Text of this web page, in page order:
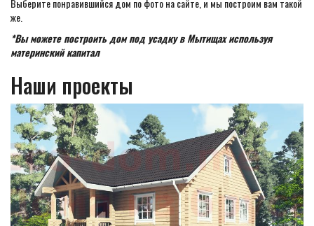
Выберите понравившийся дом по фото на сайте, и мы построим вам такой
же.
*Вы можете построить дом под усадку в Мытищах используя
материнский капитал
Наши проекты